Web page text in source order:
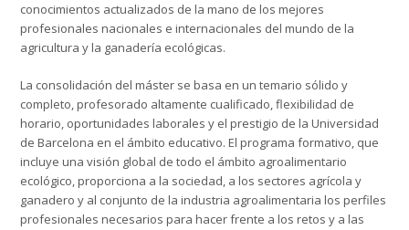
conocimientos actualizados de la mano de los mejores
profesionales nacionales e internacionales del mundo de la
agricultura y la ganadería ecológicas.
La consolidación del máster se basa en un temario sólido y
completo, profesorado altamente cualificado, flexibilidad de
horario, oportunidades laborales y el prestigio de la Universidad
de Barcelona en el ámbito educativo. El programa formativo, que
incluye una visión global de todo el ámbito agroalimentario
ecológico, proporciona a la sociedad, a los sectores agrícola y
ganadero y al conjunto de la industria agroalimentaria los perfiles
profesionales necesarios para hacer frente a los retos y a las